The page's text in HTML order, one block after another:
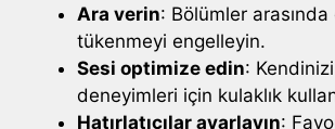
Ara verin: Bölümler
tükenmeyi engelleyin.
Sesi optimize edin:
deneyimleri için kulaklık
Hatırlatıcılar ayarlayın: